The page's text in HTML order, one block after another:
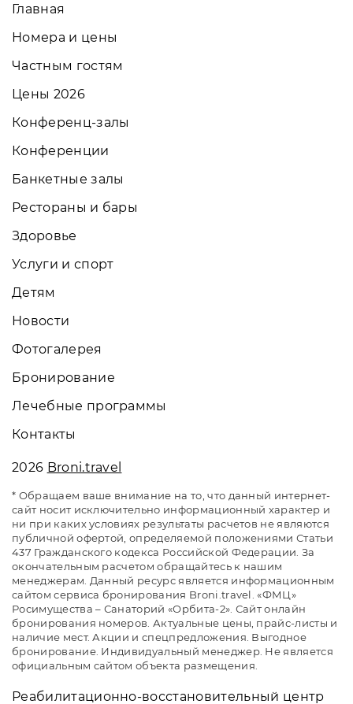
Главная
Номера и цены
Частным гостям
Цены 2026
Конференц-залы
Конференции
Банкетные залы
Рестораны и бары
Здоровье
Услуги и спорт
Детям
Новости
Фотогалерея
Бронирование
Лечебные программы
Контакты
2026 Broni.travel
* Обращаем ваше внимание на то, что данный интернет-
сайт носит исключительно информационный характер и
ни при каких условиях результаты расчетов не являются
публичной офертой, определяемой положениями Статьи
437 Гражданского кодекса Российской Федерации. За
окончательным расчетом обращайтесь к нашим
менеджерам. Данный ресурс является информационным
сайтом сервиса бронирования Broni.travel. «ФМЦ»
Росимущества – Санаторий «Орбита-2». Сайт онлайн
бронирования номеров. Актуальные цены, прайс-листы и
наличие мест. Акции и спецпредложения. Выгодное
бронирование. Индивидуальный менеджер. Не является
официальным сайтом объекта размещения.
Реабилитационно-восстановительный центр